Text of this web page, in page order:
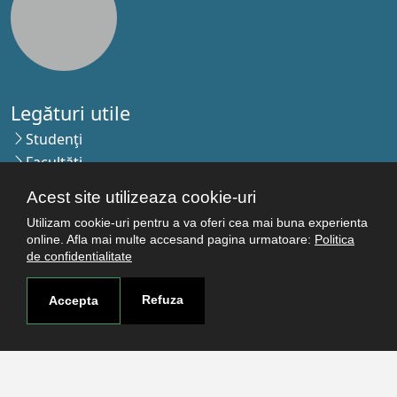
Acest site utilizeaza cookie-uri
Utilizam cookie-uri pentru a va oferi cea mai buna experienta
online. Afla mai multe accesand pagina urmatoare: Politica
de confidentialitate
Accepta Refuza
Legături utile
Studenţi
Facultăţi
Cercetare
Termeni şi condiţii
Politica de confidenţialitate
Autentificare
Contact
Pagina de contact